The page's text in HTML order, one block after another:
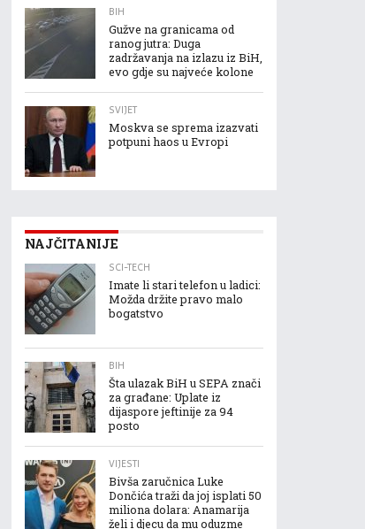
BIH
Gužve na granicama od
ranog jutra: Duga
zadržavanja na izlazu iz BiH,
evo gdje su najveće kolone
SVIJET
Moskva se sprema izazvati
potpuni haos u Evropi
NAJČITANIJE
SCI-TECH
Imate li stari telefon u ladici:
Možda držite pravo malo
bogatstvo
BIH
Šta ulazak BiH u SEPA znači
za građane: Uplate iz
dijaspore jeftinije za 94
posto
VIJESTI
Bivša zaručnica Luke
Dončića traži da joj isplati 50
miliona dolara: Anamarija
želi i djecu da mu oduzme